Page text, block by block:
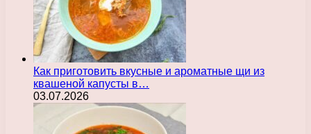
Как приготовить вкусные и ароматные щи из
квашеной капусты в…
03.07.2026